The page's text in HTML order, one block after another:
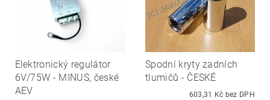
Elektronický regulátor
6V/75W - MINUS, české
AEV
Spodní kryty zadních
tlumičů - ČESKÉ
603,31 Kč bez DPH